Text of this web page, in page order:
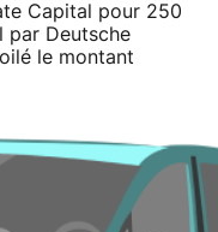
Capital pour 250
par Deutsche
le montant